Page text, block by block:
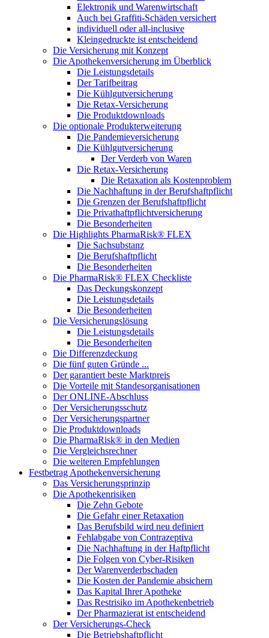
Elektronik und Warenwirtschaft
Auch bei Graffiti-Schäden versichert
individuell oder all-inclusive
Kleingedruckte ist entscheidend
Die Versicherung mit Konzept
Die Apothekenversicherung im Überblick
Die Leistungsdetails
Der Tarifbeitrag
Die Kühlgutversicherung
Die Retax-Versicherung
Die Produktdownloads
Die optionale Produkterweiterung
Die Pandemieversicherung
Die Kühlgutversicherung
Der Verderb von Waren
Die Retax-Versicherung
Die Retaxation als Kostenproblem
Die Nachhaftung in der Berufshaftpflicht
Die Grenzen der Berufshaftpflicht
Die Privathaftpflichtversicherung
Die Besonderheiten
Die Highlights PharmaRisk® FLEX
Die Sachsubstanz
Die Berufshaftpflicht
Die Besonderheiten
Die PharmaRisk® FLEX Checkliste
Das Deckungskonzept
Die Leistungsdetails
Die Besonderheiten
Die Versicherungslösung
Die Leistungsdetails
Die Besonderheiten
Die Differenzdeckung
Die fünf guten Gründe ...
Der garantiert beste Marktpreis
Die Vorteile mit Standesorganisationen
Der ONLINE-Abschluss
Der Versicherungsschutz
Der Versicherungspartner
Die Produktdownloads
Die PharmaRisk® in den Medien
Die Vergleichsrechner
Die weiteren Empfehlungen
Festbetrag Apothekenversicherung
Das Versicherungsprinzip
Die Apothekenrisiken
Die Zehn Gebote
Die Gefahr einer Retaxation
Das Berufsbild wird neu definiert
Fehlabgabe von Contrazeptiva
Die Nachhaftung in der Haftpflicht
Die Folgen von Cyber-Risiken
Der Warenverderbschaden
Die Kosten der Pandemie absichern
Das Kapital Ihrer Apotheke
Das Restrisiko im Apothekenbetrieb
Der Pharmazierat ist entscheidend
Der Versicherungs-Check
Die Betriebshaftpflicht